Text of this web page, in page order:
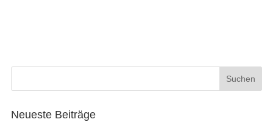
Neueste Beiträge